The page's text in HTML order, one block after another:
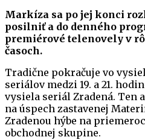
Markíza sa po jej konci
posilniť a do denného
premiérové telenovely v
časoch.
Tradične pokračuje vo
seriálov medzi 19. a 21.
vysiela seriál Zradená. Ten
na úspech zastavenej
Zradenou hýbe na
obchodnej skupine.